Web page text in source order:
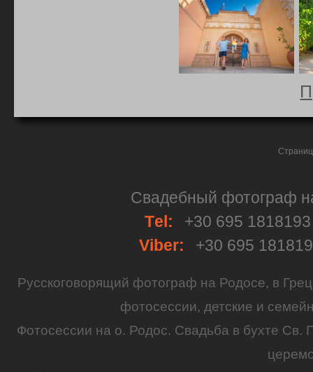
Свадебный фотограф
Тel:
+30 695
Viber:
+30 695
Русскоговорящий фотограф на Родосе, в
фотосессии, детские и
Фотосессии на о. Родос. Свадьба в бухте Св.